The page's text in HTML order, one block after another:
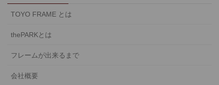
TOYO FRAME とは
thePARKとは
フレームが出来るまで
会社概要